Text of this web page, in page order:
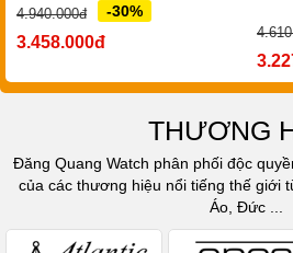
4.940.000đ -30%
3.458.000đ
THƯƠNG
Đăng Quang Watch phân phối độc
của các thương hiệu nổi tiếng thế giới
Áo, Đức ...